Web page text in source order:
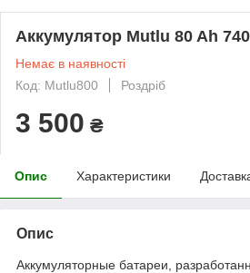
Аккумулятор Mutlu 80 Ah
Немає в наявності
Код: Мutlu800
Роздріб
3 500 ₴
Опис Характеристики
Опис
Аккумуляторные батареи,